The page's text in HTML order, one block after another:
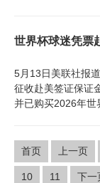
世界杯球迷凭票
5月13日美联社报
征收赴美签证保证
并已购买2026年世
首页 上一页
10 11 下一